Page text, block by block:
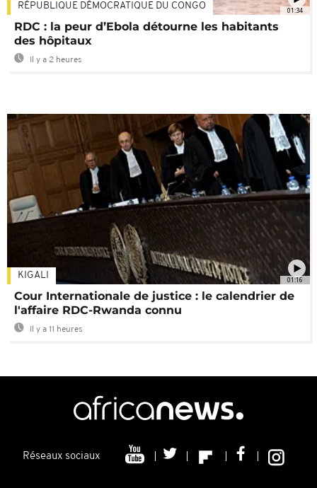
01:34
RÉPUBLIQUE DÉMOCRATIQUE DU CONGO
RDC : la peur d’Ebola détourne les habitants
des hôpitaux
Il y a 2 heures
01:16
KIGALI
Cour Internationale de justice : le calendrier de
l'affaire RDC-Rwanda connu
Il y a 11 heures
Réseaux sociaux